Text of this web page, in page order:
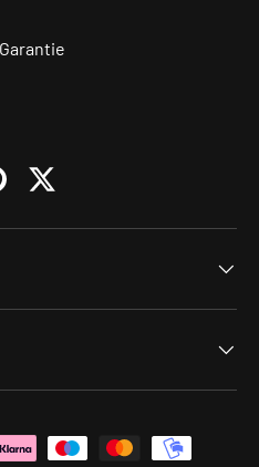
Twitter